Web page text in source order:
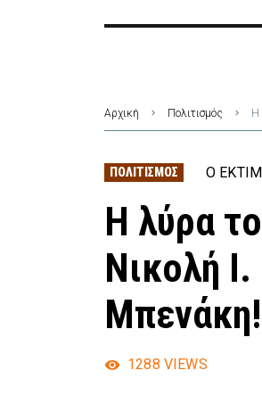
Αρχική Πολιτισμός Η
ΠΟΛΙΤΙΣΜΌΣ Ο
Η λύρα
Νικολή
Μπενάκη!
1288 VIEWS